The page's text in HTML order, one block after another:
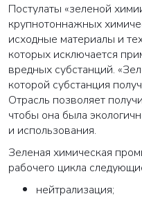
Постулаты «зеленой
крупнотоннажных
исходные материалы и
которых исключается
вредных субстанций.
которой субстанция
Отрасль позволяет
чтобы она была
и использования.
Зеленая химическая
рабочего цикла
нейтрализация;